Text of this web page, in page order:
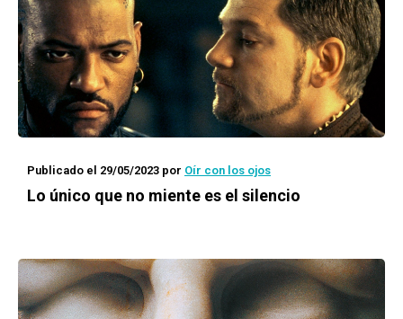
Publicado el 29/05/2023 por Oír con los ojos
Lo único que no miente es el silencio